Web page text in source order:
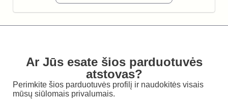
Ar Jūs esate šios parduotuvės
atstovas?
Perimkite šios parduotuvės profilį ir naudokitės visais
mūsų siūlomais privalumais.